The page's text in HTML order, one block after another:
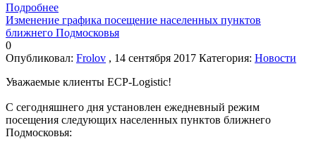
Подробнее
Изменение графика посещение населенных пунктов
ближнего Подмосковья
0
Опубликовал: Frolov , 14 сентября 2017 Категория: Новости
Уважаемые клиенты ECP-Logistic!
С сегодняшнего дня установлен ежедневный режим
посещения следующих населенных пунктов ближнего
Подмосковья: